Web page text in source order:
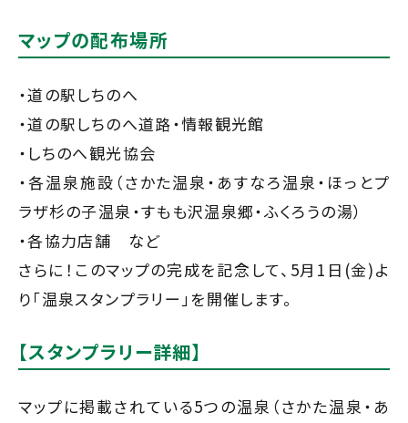
マップの配布場所
・道の駅しちのへ
・道の駅しちのへ道路・情報観光館
・しちのへ観光協会
・各温泉施設（さかた温泉・あすなろ温泉・ほっとプ
ラザ杉の子温泉・すもも沢温泉郷・ふくろうの湯）
・各協力店舗 など
さらに！このマップの完成を記念して、5月1日(金)よ
り「温泉スタンプラリー」を開催します。
【スタンプラリー詳細】
マップに掲載されている5つの温泉（さかた温泉・あ